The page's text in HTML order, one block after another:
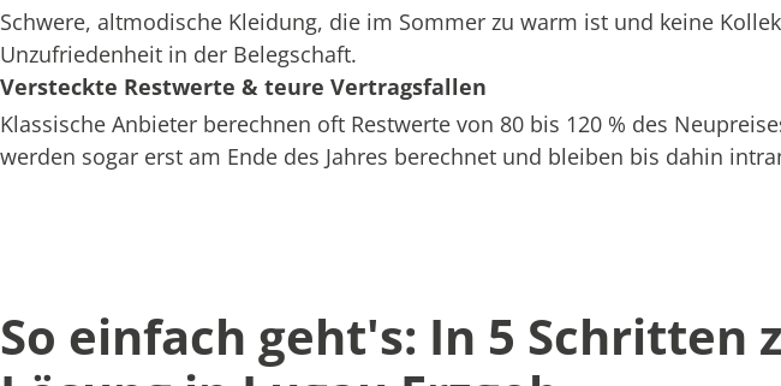
Schwere, altmodische Kleidung, die im Sommer zu warm ist und keine
Unzufriedenheit in der Belegschaft.
Versteckte Restwerte & teure Vertragsfallen
Klassische Anbieter berechnen oft Restwerte von 80 bis 120 % des
werden sogar erst am Ende des Jahres berechnet und bleiben bis dahin
So einfach geht's: In 5 Schritten